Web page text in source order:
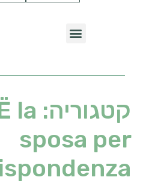
קטגוריה: la
sposa per